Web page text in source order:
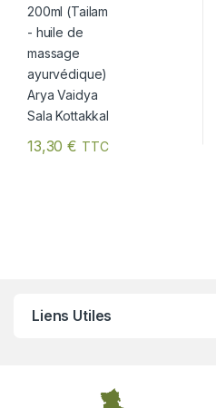
13,30€ TTC
Liens Utiles